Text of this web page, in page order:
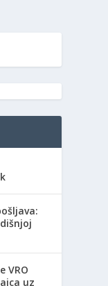
VRO
uz